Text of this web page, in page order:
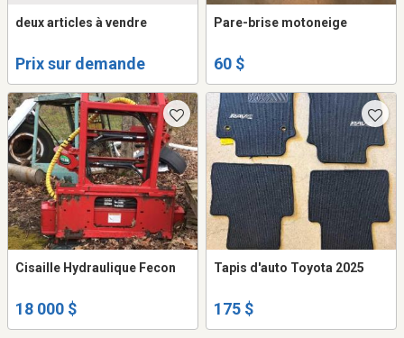
deux articles à vendre
Prix sur demande
Pare-brise motoneige
60 $
Cisaille Hydraulique Fecon
18 000 $
Tapis d'auto Toyota 2025
175 $